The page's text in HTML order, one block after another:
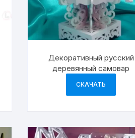
Декоративный русский
деревянный самовар
СКАЧАТЬ